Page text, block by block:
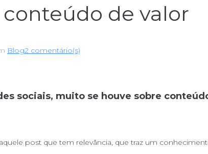
de valor
Blog2 comentário(s)
sociais, muito se houve sobre
post que tem relevância, que traz um